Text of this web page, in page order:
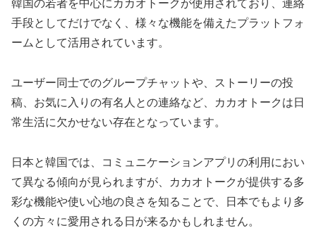
韓国の若者を中心にカカオトークが使用されており、連絡
手段としてだけでなく、様々な機能を備えたプラットフォ
ームとして活用されています。
ユーザー同士でのグループチャットや、ストーリーの投
稿、お気に入りの有名人との連絡など、カカオトークは日
常生活に欠かせない存在となっています。
日本と韓国では、コミュニケーションアプリの利用におい
て異なる傾向が見られますが、カカオトークが提供する多
彩な機能や使い心地の良さを知ることで、日本でもより多
くの方々に愛用される日が来るかもしれません。